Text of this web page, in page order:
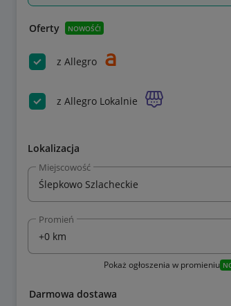
Oferty NOWOŚĆ!
z Allegro
z Allegro Lokalnie
Lokalizacja
Miejscowość
Promień
Pokaż ogłoszenia w promieniu
Darmowa dostawa